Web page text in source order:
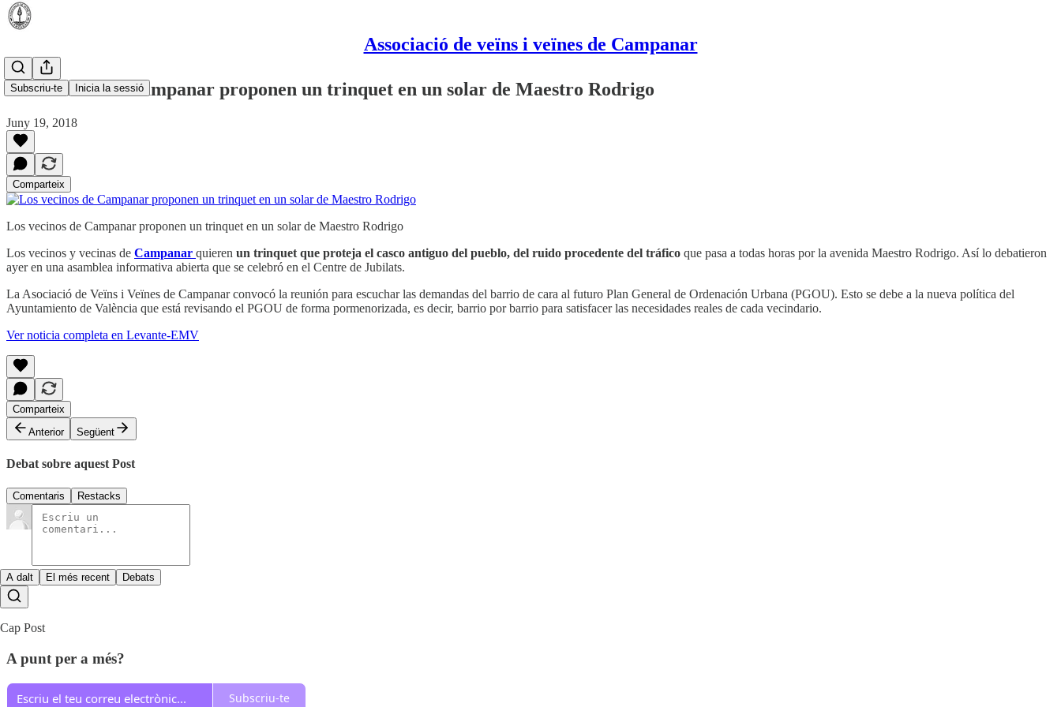
Associació de veïns i veïnes de Campanar
Subscriu-te Inicia la sessió
Los vecinos de Campanar proponen un trinquet en un solar de Maestro Rodrigo
Juny 19, 2018
Comparteix
Los vecinos de Campanar proponen un trinquet en un solar de Maestro Rodrigo
Los vecinos y vecinas de Campanar quieren un trinquet que proteja el casco antiguo del pueblo, del ruido procedente del tráfico que pasa a todas horas por la avenida Maestro Rodrigo. Así lo debatieron
ayer en una asamblea informativa abierta que se celebró en el Centre de Jubilats.
La Asociació de Veïns i Veïnes de Campanar convocó la reunión para escuchar las demandas del barrio de cara al futuro Plan General de Ordenación Urbana (PGOU). Esto se debe a la nueva política del
Ayuntamiento de València que está revisando el PGOU de forma pormenorizada, es decir, barrio por barrio para satisfacer las necesidades reales de cada vecindario.
Ver noticia completa en Levante-EMV
Comparteix
Anterior
Següent
Debat sobre aquest Post
Comentaris Restacks
A dalt El més recent Debats
Cap Post
A punt per a més?
Subscriu-te